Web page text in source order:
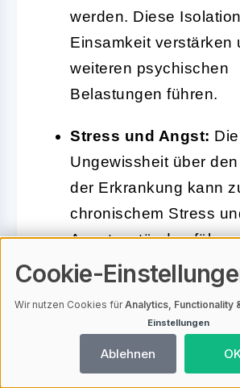
werden. Diese
Einsamkeit verstärken
weiteren psychischen
Belastungen führen.
Stress und Angst: Die
Ungewissheit über
der Erkrankung kann
chronischem Stress
Angstzuständen
über zukünftigen
oder das Aussehen
Depression:
schwerwiegenden
Cookie-
Wir nutzen Cookies fürAnalytics, Functionality
Einstellungen
Ablehnen